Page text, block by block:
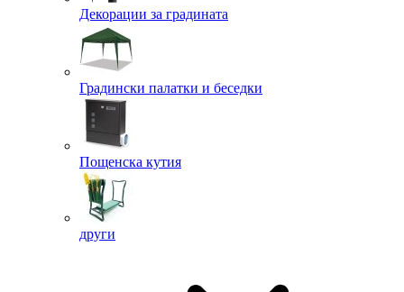
Декорации за градината
Градински палатки и беседки
Пощенска кутия
други